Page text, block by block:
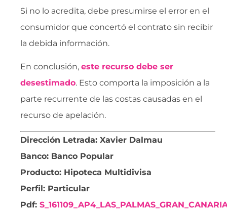
Si no lo acredita, debe presumirse el error en el
consumidor que concertó el contrato sin recibir
la debida información.
En conclusión, este recurso debe ser
desestimado. Esto comporta la imposición a la
parte recurrente de las costas causadas en el
recurso de apelación.
Dirección Letrada: Xavier Dalmau
Banco: Banco Popular
Producto: Hipoteca Multidivisa
Perfil: Particular
Pdf: